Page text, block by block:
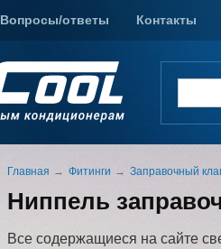
Вопросы/ответы Контакты
Главная Фитинги Заправочный
Ниппель
Все содержащиеся на сайте